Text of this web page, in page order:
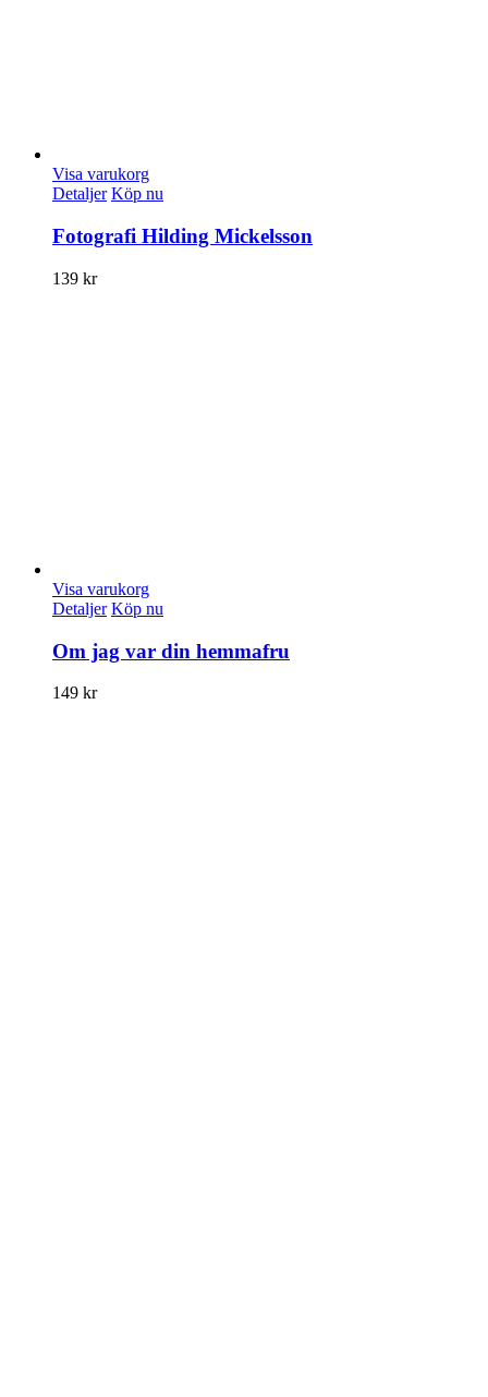
Visa varukorg
Detaljer Köp nu
Fotografi Hilding Mickelsson
139 kr
Visa varukorg
Detaljer Köp nu
Om jag var din hemmafru
149 kr